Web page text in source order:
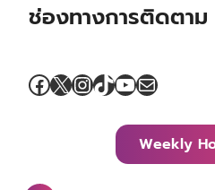
ช่องทางการติดตาม
Facebook
X Instagram
TikTok
YouTube
Mail
Weekly